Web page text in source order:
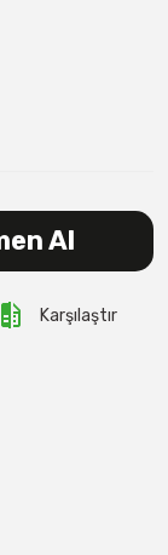
Al
Karşılaştır